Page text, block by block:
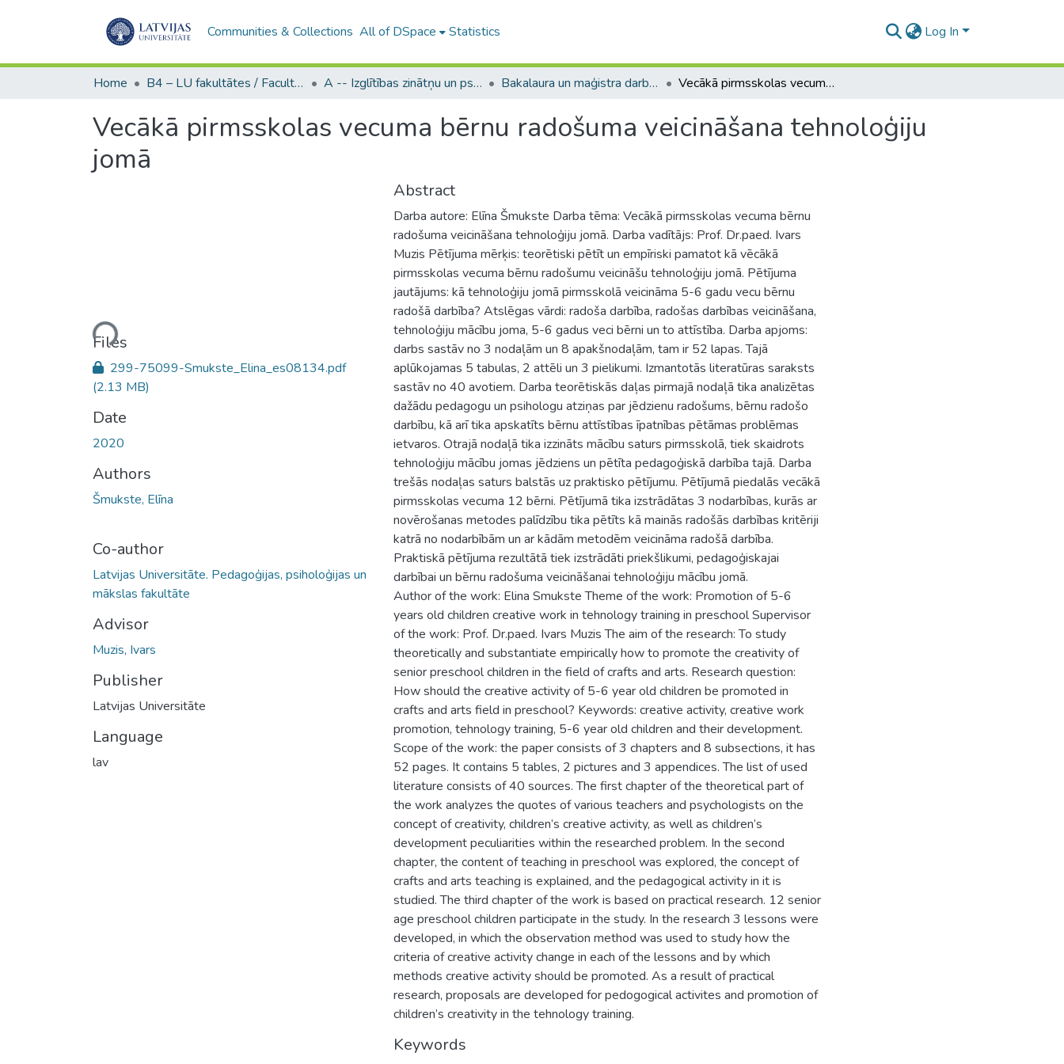
Communities & Collections All of DSpace Statistics Log In
Home B4 – LU fakultātes / Faculties of the UL A -- Izglītības zinātņu un psiholoģijas fakultāte / Faculty of Education Sciences and Psychology Bakalaura un maģistra darbi (PPMF) / Bachelor's and Master's theses Vecākā pirmsskolas vecuma bērnu radošuma veicināšana tehnoloģiju jomā
Vecākā pirmsskolas vecuma bērnu radošuma veicināšana tehnoloģiju
jomā
Loading...
Files
299-75099-Smukste_Elina_es08134.pdf
(2.13 MB)
Date
2020
Authors
Šmukste, Elīna
Co-author
Latvijas Universitāte. Pedagoģijas, psiholoģijas un
mākslas fakultāte
Advisor
Muzis, Ivars
Publisher
Latvijas Universitāte
Language
lav
Abstract
Darba autore: Elīna Šmukste Darba tēma: Vecākā pirmsskolas vecuma bērnu
radošuma veicināšana tehnoloģiju jomā. Darba vadītājs: Prof. Dr.paed. Ivars
Muzis Pētījuma mērķis: teorētiski pētīt un empīriski pamatot kā vēcākā
pirmsskolas vecuma bērnu radošumu veicināšu tehnoloģiju jomā. Pētījuma
jautājums: kā tehnoloģiju jomā pirmsskolā veicināma 5-6 gadu vecu bērnu
radošā darbība? Atslēgas vārdi: radoša darbība, radošas darbības veicināšana,
tehnoloģiju mācību joma, 5-6 gadus veci bērni un to attīstība. Darba apjoms:
darbs sastāv no 3 nodaļām un 8 apakšnodaļām, tam ir 52 lapas. Tajā
aplūkojamas 5 tabulas, 2 attēli un 3 pielikumi. Izmantotās literatūras saraksts
sastāv no 40 avotiem. Darba teorētiskās daļas pirmajā nodaļā tika analizētas
dažādu pedagogu un psihologu atziņas par jēdzienu radošums, bērnu radošo
darbību, kā arī tika apskatīts bērnu attīstības īpatnības pētāmas problēmas
ietvaros. Otrajā nodaļā tika izzināts mācību saturs pirmsskolā, tiek skaidrots
tehnoloģiju mācību jomas jēdziens un pētīta pedagoģiskā darbība tajā. Darba
trešās nodaļas saturs balstās uz praktisko pētījumu. Pētījumā piedalās vecākā
pirmsskolas vecuma 12 bērni. Pētījumā tika izstrādātas 3 nodarbības, kurās ar
novērošanas metodes palīdzību tika pētīts kā mainās radošās darbības kritēriji
katrā no nodarbībām un ar kādām metodēm veicināma radošā darbība.
Praktiskā pētījuma rezultātā tiek izstrādāti priekšlikumi, pedagoģiskajai
darbībai un bērnu radošuma veicināšanai tehnoloģiju mācību jomā.
Author of the work: Elina Smukste Theme of the work: Promotion of 5-6
years old children creative work in tehnology training in preschool Supervisor
of the work: Prof. Dr.paed. Ivars Muzis The aim of the research: To study
theoretically and substantiate empirically how to promote the creativity of
senior preschool children in the field of crafts and arts. Research question:
How should the creative activity of 5-6 year old children be promoted in
crafts and arts field in preschool? Keywords: creative activity, creative work
promotion, tehnology training, 5-6 year old children and their development.
Scope of the work: the paper consists of 3 chapters and 8 subsections, it has
52 pages. It contains 5 tables, 2 pictures and 3 appendices. The list of used
literature consists of 40 sources. The first chapter of the theoretical part of
the work analyzes the quotes of various teachers and psychologists on the
concept of creativity, children’s creative activity, as well as children’s
development peculiarities within the researched problem. In the second
chapter, the content of teaching in preschool was explored, the concept of
crafts and arts teaching is explained, and the pedagogical activity in it is
studied. The third chapter of the work is based on practical research. 12 senior
age preschool children participate in the study. In the research 3 lessons were
developed, in which the observation method was used to study how the
criteria of creative activity change in each of the lessons and by which
methods creative activity should be promoted. As a result of practical
research, proposals are developed for pedogogical activites and promotion of
children’s creativity in the tehnology training.
Keywords